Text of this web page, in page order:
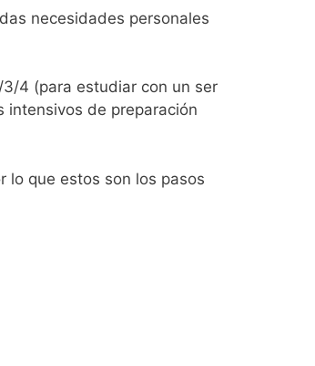
necesidades personales
4 (para estudiar con un ser
intensivos de preparación
lo que estos son los pasos